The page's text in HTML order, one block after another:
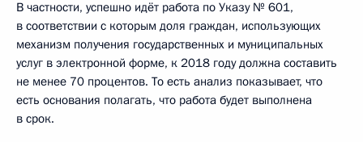
В частности, успешно идёт работа по Указу № 601,
в соответствии с которым доля граждан, использующих
механизм получения государственных и муниципальных
услуг в электронной форме, к 2018 году должна составить
не менее 70 процентов. То есть анализ показывает, что
есть основания полагать, что работа будет выполнена
в срок.